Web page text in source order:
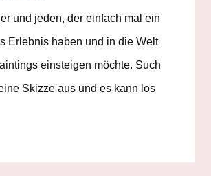
und jeden, der einfach mal ein
Erlebnis haben und in die Welt
einsteigen möchte. Such
Skizze aus und es kann los